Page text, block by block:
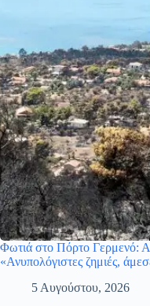
Φωτιά στο Πόρτο Γερμενό:
«Ανυπολόγιστες ζημιές,
5 Αυγούστου, 2026